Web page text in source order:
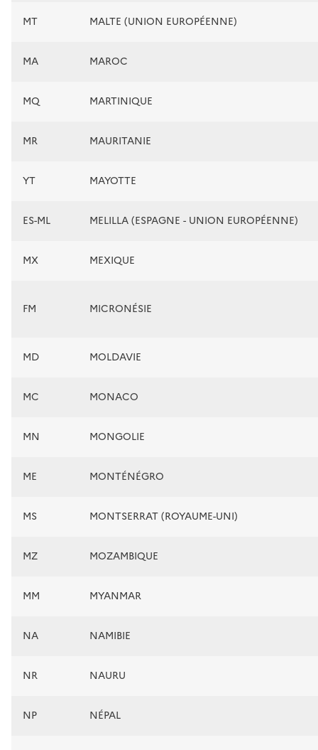
MT MALTE (UNION EUROPÉENNE)
MA MAROC
MQ MARTINIQUE
MR MAURITANIE
YT MAYOTTE
ES-ML MELILLA (ESPAGNE - UNION EUROPÉENNE)
MX MEXIQUE
FM MICRONÉSIE
MD MOLDAVIE
MC MONACO
MN MONGOLIE
ME MONTÉNÉGRO
MS MONTSERRAT (ROYAUME-UNI)
MZ MOZAMBIQUE
MM MYANMAR
NA NAMIBIE
NR NAURU
NP NÉPAL